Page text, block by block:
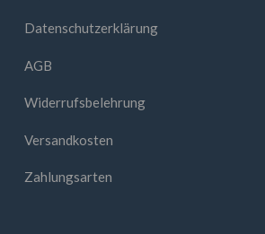
Datenschutzerklärung
AGB
Widerrufsbelehrung
Versandkosten
Zahlungsarten